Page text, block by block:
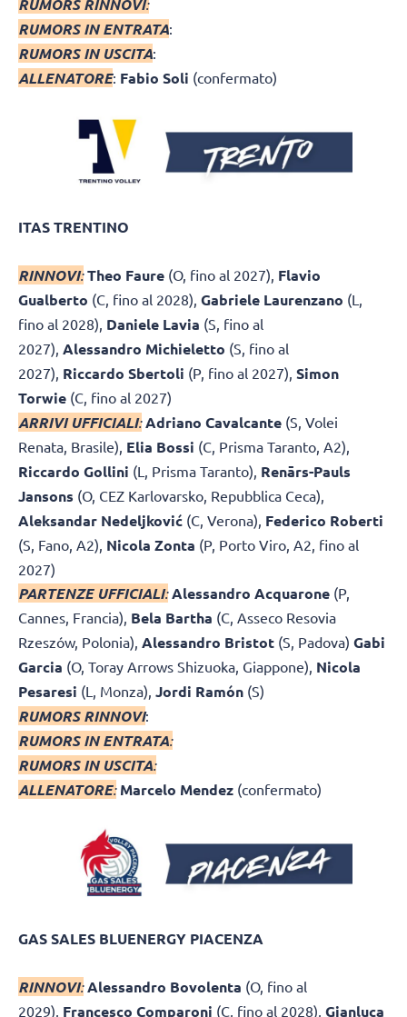
RUMORS RINNOVI:
RUMORS IN ENTRATA:
RUMORS IN USCITA:
ALLENATORE: Fabio Soli (confermato)
ITAS TRENTINO
RINNOVI:Theo Faure (O, fino al 2027), Flavio
Gualberto (C, fino al 2028), Gabriele Laurenzano (L,
fino al 2028), Daniele Lavia (S, fino al
2027), Alessandro Michieletto (S, fino al
2027), Riccardo Sbertoli (P, fino al 2027), Simon
Torwie (C, fino al 2027)
ARRIVI UFFICIALI:Adriano Cavalcante (S, Volei
Renata, Brasile), Elia Bossi (C, Prisma Taranto, A2),
Riccardo Gollini (L, Prisma Taranto), Renārs-Pauls
Jansons (O, CEZ Karlovarsko, Repubblica Ceca),
Aleksandar Nedeljković (C, Verona), Federico Roberti
(S, Fano, A2), Nicola Zonta (P, Porto Viro, A2, fino al
2027)
PARTENZE UFFICIALI:Alessandro Acquarone (P,
Cannes, Francia), Bela Bartha (C, Asseco Resovia
Rzeszów, Polonia), Alessandro Bristot (S, Padova) Gabi
Garcia (O, Toray Arrows Shizuoka, Giappone), Nicola
Pesaresi (L, Monza), Jordi Ramón (S)
RUMORS RINNOVI:
RUMORS IN ENTRATA:
RUMORS IN USCITA:
ALLENATORE: Marcelo Mendez (confermato)
GAS SALES BLUENERGY PIACENZA
RINNOVI:Alessandro Bovolenta (O, fino al
2029), Francesco Comparoni (C, fino al 2028), Gianluca